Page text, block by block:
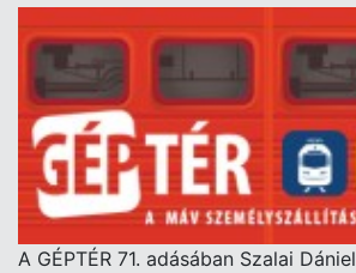
A GÉPTÉR 71. adásában Szalai Dániel